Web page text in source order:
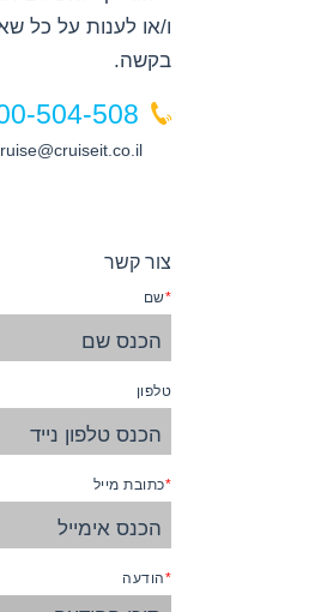
ו/או לענות על כל
בקשה.
504-508
צור קשר
שם
טלפון
כתובת מייל
הודעה